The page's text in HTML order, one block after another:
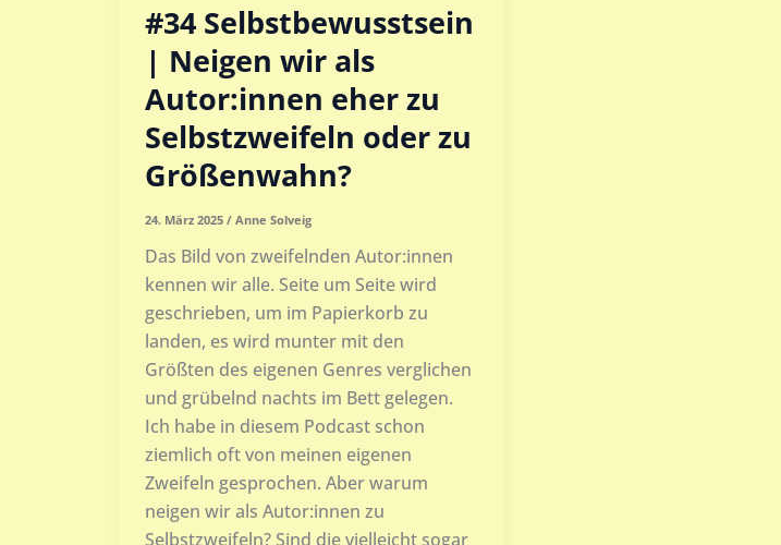
#34 Selbstbewusstsein
| Neigen wir als
Autor:innen eher zu
Selbstzweifeln oder zu
Größenwahn?
24. März 2025 / Anne Solveig
Das Bild von zweifelnden Autor:innen
kennen wir alle. Seite um Seite wird
geschrieben, um im Papierkorb zu
landen, es wird munter mit den
Größten des eigenen Genres verglichen
und grübelnd nachts im Bett gelegen.
Ich habe in diesem Podcast schon
ziemlich oft von meinen eigenen
Zweifeln gesprochen. Aber warum
neigen wir als Autor:innen zu
Selbstzweifeln? Sind die vielleicht sogar